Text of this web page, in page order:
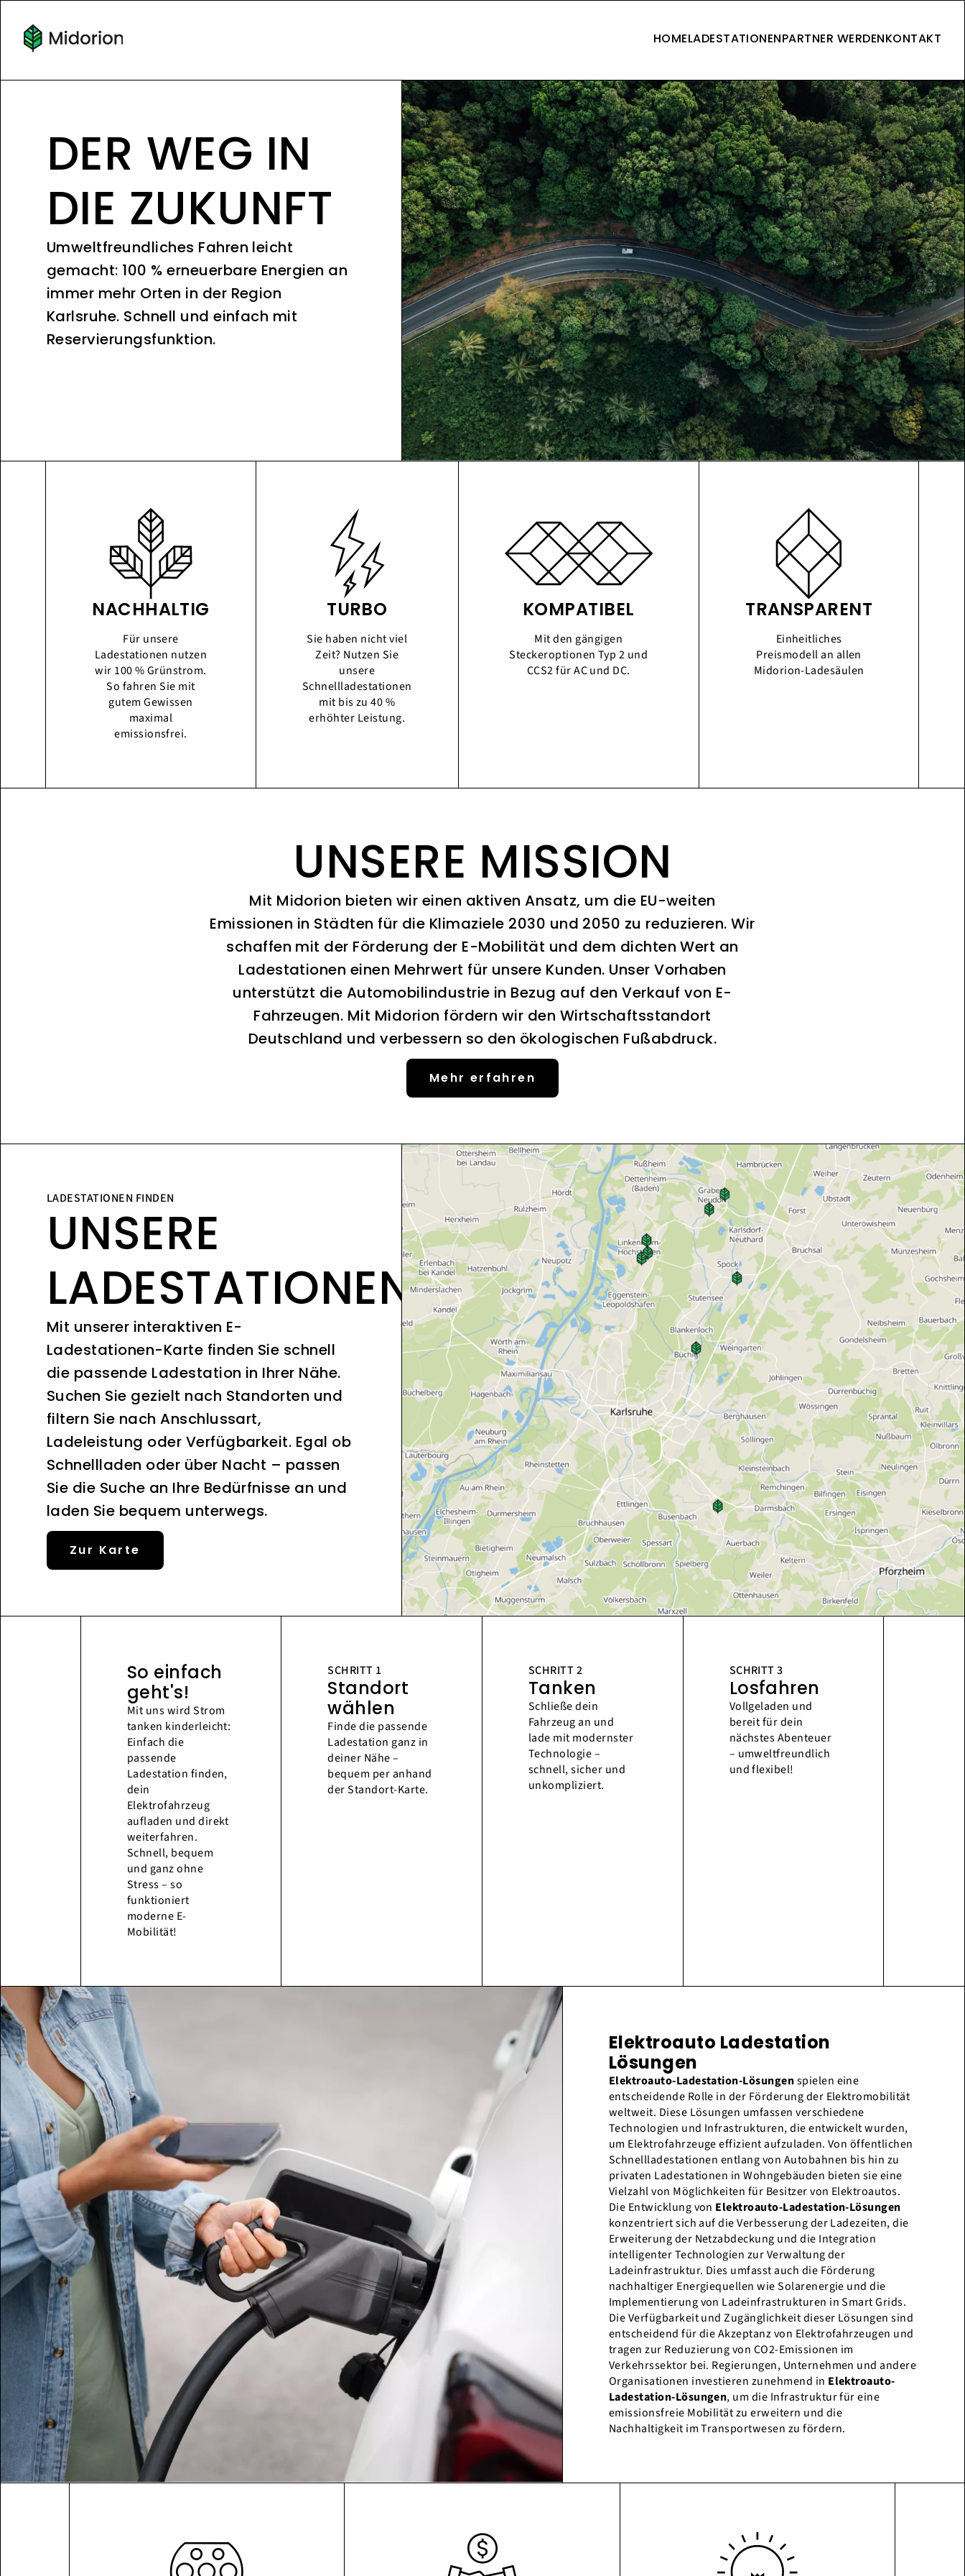
HOMELADESTATIONENPARTNER WERDENKONTAKT
DER WEG IN
DIE ZUKUNFT
Umweltfreundliches Fahren leicht
gemacht: 100 % erneuerbare Energien an
immer mehr Orten in der Region
Karlsruhe. Schnell und einfach mit
Reservierungsfunktion.
NACHHALTIG
Für unsere
Ladestationen nutzen
wir 100 % Grünstrom.
So fahren Sie mit
gutem Gewissen
maximal
emissionsfrei.
TURBO
Sie haben nicht viel
Zeit? Nutzen Sie
unsere
Schnellladestationen
mit bis zu 40 %
erhöhter Leistung.
KOMPATIBEL
Mit den gängigen
Steckeroptionen Typ 2 und
CCS2 für AC und DC.
TRANSPARENT
Einheitliches
Preismodell an allen
Midorion-Ladesäulen
UNSERE MISSION
Mit Midorion bieten wir einen aktiven Ansatz, um die EU-weiten
Emissionen in Städten für die Klimaziele 2030 und 2050 zu reduzieren. Wir
schaffen mit der Förderung der E-Mobilität und dem dichten Wert an
Ladestationen einen Mehrwert für unsere Kunden. Unser Vorhaben
unterstützt die Automobilindustrie in Bezug auf den Verkauf von E-
Fahrzeugen. Mit Midorion fördern wir den Wirtschaftsstandort
Deutschland und verbessern so den ökologischen Fußabdruck.
Mehr erfahren
LADESTATIONEN FINDEN
UNSERE
LADESTATIONEN
Mit unserer interaktiven E-
Ladestationen-Karte finden Sie schnell
die passende Ladestation in Ihrer Nähe.
Suchen Sie gezielt nach Standorten und
filtern Sie nach Anschlussart,
Ladeleistung oder Verfügbarkeit. Egal ob
Schnellladen oder über Nacht – passen
Sie die Suche an Ihre Bedürfnisse an und
laden Sie bequem unterwegs.
Zur Karte
So einfach
geht's!
Mit uns wird Strom
tanken kinderleicht:
Einfach die
passende
Ladestation finden,
dein
Elektrofahrzeug
aufladen und direkt
weiterfahren.
Schnell, bequem
und ganz ohne
Stress – so
funktioniert
moderne E-
Mobilität!
SCHRITT 1
Standort
wählen
Finde die passende
Ladestation ganz in
deiner Nähe –
bequem per anhand
der Standort-Karte.
SCHRITT 2
Tanken
Schließe dein
Fahrzeug an und
lade mit modernster
Technologie –
schnell, sicher und
unkompliziert.
SCHRITT 3
Losfahren
Vollgeladen und
bereit für dein
nächstes Abenteuer
– umweltfreundlich
und flexibel!
Elektroauto Ladestation
Lösungen
Elektroauto-Ladestation-Lösungenspielen eine
entscheidende Rolle in der Förderung der Elektromobilität
weltweit. Diese Lösungen umfassen verschiedene
Technologien und Infrastrukturen, die entwickelt wurden,
um Elektrofahrzeuge effizient aufzuladen. Von öffentlichen
Schnellladestationen entlang von Autobahnen bis hin zu
privaten Ladestationen in Wohngebäuden bieten sie eine
Vielzahl von Möglichkeiten für Besitzer von Elektroautos.
Die Entwicklung von Elektroauto-Ladestation-Lösungen
konzentriert sich auf die Verbesserung der Ladezeiten, die
Erweiterung der Netzabdeckung und die Integration
intelligenter Technologien zur Verwaltung der
Ladeinfrastruktur. Dies umfasst auch die Förderung
nachhaltiger Energiequellen wie Solarenergie und die
Implementierung von Ladeinfrastrukturen in Smart Grids.
Die Verfügbarkeit und Zugänglichkeit dieser Lösungen sind
entscheidend für die Akzeptanz von Elektrofahrzeugen und
tragen zur Reduzierung von CO2-Emissionen im
Verkehrssektor bei. Regierungen, Unternehmen und andere
Organisationen investieren zunehmend in Elektroauto-
Ladestation-Lösungen, um die Infrastruktur für eine
emissionsfreie Mobilität zu erweitern und die
Nachhaltigkeit im Transportwesen zu fördern.